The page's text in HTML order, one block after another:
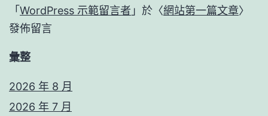
「 WordPress 示範留言者 」於〈網站第一篇文章〉
發佈留言
彙整
2026 年 8 月
2026 年 7 月